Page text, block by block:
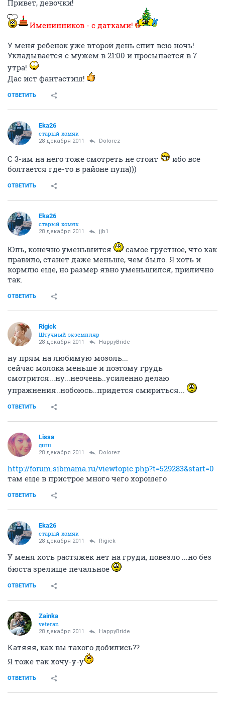
Привет, девочки!
Именинников - с датками!
У меня ребенок уже второй день спит всю ночь!
Укладывается с мужем в 21:00 и просыпается в 7
утра!
Дас ист фантастиш!
ОТВЕТИТЬ
Eka26
старый хомяк
28 декабря 2011 Dolorez
С 3-им на него тоже смотреть не стоит
ибо все
болтается где-то в районе пупа)))
ОТВЕТИТЬ
Eka26
старый хомяк
28 декабря 2011 jjb1
Юль, конечно уменьшится
самое грустное, что как
правило, станет даже меньше, чем было. Я хоть и
кормлю еще, но размер явно уменьшился, прилично
так.
ОТВЕТИТЬ
Rigick
Штучный экземпляр
28 декабря 2011 HappyBride
ну прям на любимую мозоль...
сейчас молока меньше и поэтому грудь
смотрится...ну...неочень..усиленно делаю
упражнения..нобоюсь..придется смириться...
ОТВЕТИТЬ
Lissa
guru
28 декабря 2011 Dolorez
http://forum.sibmama.ru/viewtopic.php?t=529283&start=0
там еще в пристрое много чего хорошего
ОТВЕТИТЬ
Eka26
старый хомяк
28 декабря 2011 Rigick
У меня хоть растяжек нет на груди, повезло ...но без
бюста зрелище печальное
ОТВЕТИТЬ
Zainka
veteran
28 декабря 2011 HappyBride
Катяяя, как вы такого добились??
Я тоже так хочу-у-у
ОТВЕТИТЬ